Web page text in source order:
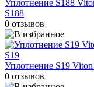
Уплотнение S188
S188
0 отзывов
Уплотнение S19
0 отзывов